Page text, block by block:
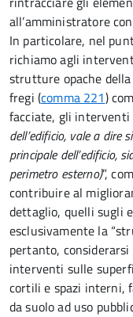
all’amministratore
In particolare, nel
richiamo agli
strutture opache
fregi (comma 221)
facciate, gli interventi
dell’edificio, vale a dire
principale dell’edificio,
perimetro esterno)”,
contribuire al
dettaglio, quelli sugli
esclusivamente la
pertanto,
interventi sulle
cortili e spazi interni,
da suolo ad uso